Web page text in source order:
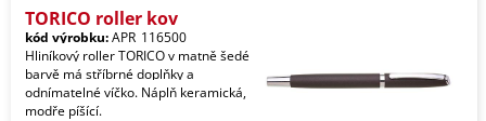
TORICO roller kov
kód výrobku:APR_116500
Hliníkový roller TORICO v matně šedé
barvě má stříbrné doplňky a
odnímatelné víčko. Náplň keramická,
modře píšící.